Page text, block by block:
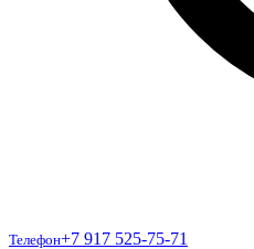
Телефон
Телефон+7 917 525-75-71